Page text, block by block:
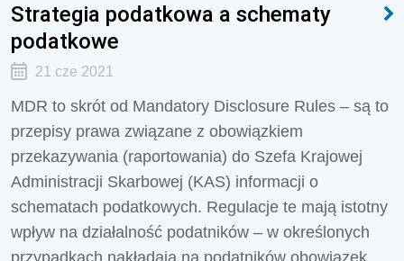
Strategia podatkowa a schematy
podatkowe
21 cze 2021
MDR to skrót od Mandatory Disclosure Rules – są to
przepisy prawa związane z obowiązkiem
przekazywania (raportowania) do Szefa Krajowej
Administracji Skarbowej (KAS) informacji o
schematach podatkowych. Regulacje te mają istotny
wpływ na działalność podatników – w określonych
przypadkach nakładają na podatników obowiązek